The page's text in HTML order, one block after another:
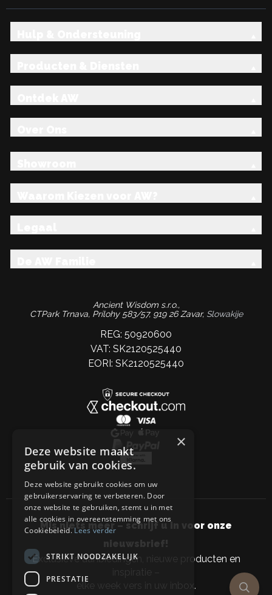
Ancient Wisdom s.r.o.,
CTPark Trnava, Prílohy 583/57, 919 26 Zavar, Slowakije
REG: 50920600
VAT: SK2120525440
EORI: SK2120525440
Mis niets meer – schrijf u in voor onze
nieuwsbrief!
Exclusieve aanbiedingen, nieuwe producten en
inspiratie –
elke week vers in uw inbox.
×
Deze website maakt
gebruik van cookies.
Deze website gebruikt cookies om uw
gebruikerservaring te verbeteren. Door
onze website te gebruiken, stemt u in met
alle cookies in overeenstemming met ons
Cookiebeleid.Lees verder
STRIKT NOODZAKELIJK
PRESTATIE